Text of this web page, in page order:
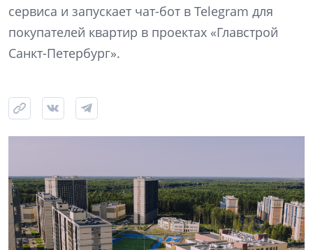
сервиса и запускает чат-бот в Telegram для
покупателей квартир в проектах «Главстрой
Санкт-Петербург».